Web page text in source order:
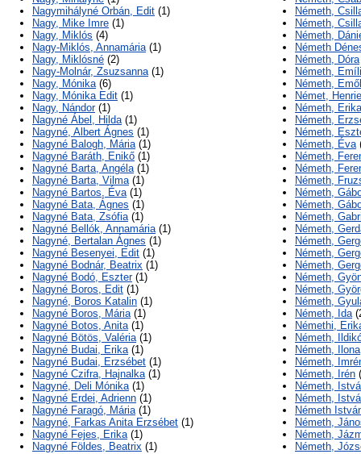
Nagymihályné Orbán, Edit (1)
Nagy, Mike Imre (1)
Nagy, Miklós (4)
Nagy-Miklós, Annamária(1)
Nagy, Miklósné (2)
Nagy-Molnár, Zsuzsanna(1)
Nagy, Mónika(6)
Nagy, Mónika Edit (1)
Nagy, Nándor(1)
Nagyné Ábel, Hilda(1)
Nagyné, Albert Ágnes (1)
Nagyné Balogh, Mária(1)
Nagyné Baráth, Enikő (1)
Nagyné Barta, Angéla(1)
Nagyné Barta, Vilma(1)
Nagyné Bartos, Éva(1)
Nagyné Bata, Ágnes (1)
Nagyné Bata, Zsófia(1)
Nagyné Bellók, Annamária(1)
Nagyné, Bertalan Ágnes (1)
Nagyné Besenyei, Edit (1)
Nagyné Bodnár, Beatrix (1)
Nagyné Bodó, Eszter(1)
Nagyné Boros, Edit (1)
Nagyné, Boros Katalin (1)
Nagyné Boros, Mária(1)
Nagyné Botos, Anita(1)
Nagyné Bötös, Valéria(1)
Nagyné Budai, Erika(1)
Nagyné Budai, Erzsébet (1)
Nagyné Czifra, Hajnalka(1)
Nagyné, Deli Mónika(1)
Nagyné Erdei, Adrienn (1)
Nagyné Faragó, Mária(1)
Nagyné, Farkas Anita Erzsébet (1)
Nagyné Fejes, Erika(1)
Nagyné Földes, Beatrix (1)
Németh,
Németh,
Németh,
Németh
Németh, Dóra
Németh,
Németh,
Német,
Németh,
Németh,
Németh,
Németh, Éva
Németh,
Németh,
Németh,
Németh,
Németh,
Németh,
Németh,
Németh,
Németh,
Németh,
Németh,
Németh,
Németh,
Németh, Ida
Némethi,
Németh,
Németh, Ilona
Németh,
Németh, Irén
Németh,
Németh,
Németh
Németh,
Németh,
Németh,